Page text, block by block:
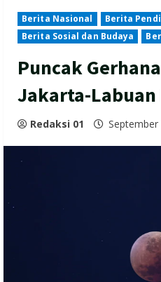
Berita Nasional
Berita
Berita Sosial dan Budaya
Puncak
Jakarta-Labuan
Redaksi 01 September